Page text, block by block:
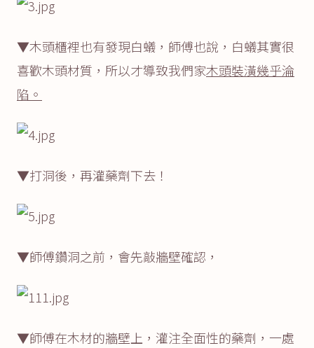
▼木頭櫃裡也有發現白蟻，師傅也說，白蟻其實很
喜歡木頭材質，所以才導致我們家木頭裝潢幾乎淪
陷。
▼打洞後，再灌藥劑下去！
▼師傅鑽洞之前，會先敲牆壁確認，
▼師傅在木材的牆壁上，灌注全面性的藥劑，一處